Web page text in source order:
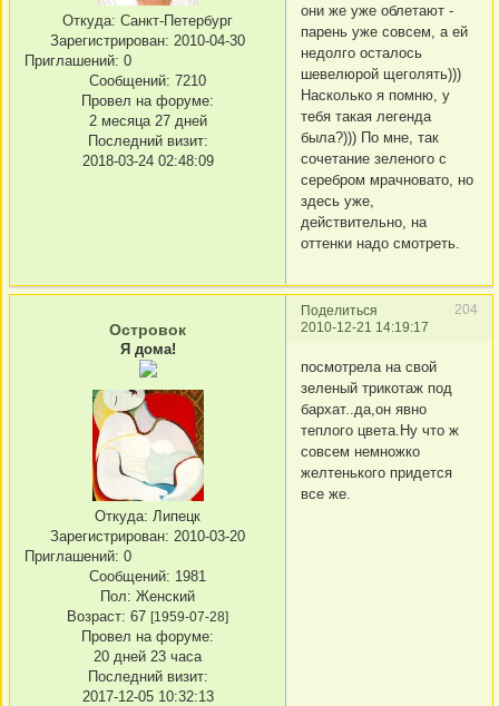
Откуда: Санкт-Петербург
Зарегистрирован: 2010-04-30
Приглашений: 0
Сообщений: 7210
Провел на форуме:
2 месяца 27 дней
Последний визит:
2018-03-24 02:48:09
они же уже облетают -
парень уже совсем, а ей
недолго осталось
шевелюрой щеголять)))
Насколько я помню, у
тебя такая легенда
была?))) По мне, так
сочетание зеленого с
серебром мрачновато, но
здесь уже,
действительно, на
оттенки надо смотреть.
Поделиться
204
2010-12-21 14:19:17
Островок
Я дома!
Откуда: Липецк
Зарегистрирован: 2010-03-20
Приглашений: 0
Сообщений: 1981
Пол: Женский
Возраст: 67 [1959-07-28]
Провел на форуме:
20 дней 23 часа
Последний визит:
2017-12-05 10:32:13
посмотрела на свой
зеленый трикотаж под
бархат..да,он явно
теплого цвета.Ну что ж
совсем немножко
желтенького придется
все же.